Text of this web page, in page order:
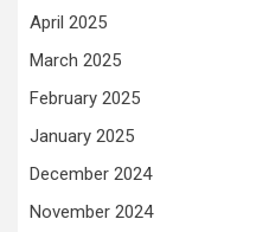
April 2025
March 2025
February 2025
January 2025
December 2024
November 2024